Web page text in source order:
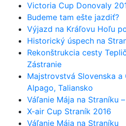
Victoria Cup Donovaly
Budeme tam ešte jazdiť?
Výjazd na Kráľovu Hoľu
Historický úspech na
Rekonštrukcia cesty
Zástranie
Majstrovstvá Slovenska a
Alpago, Taliansko
Váľanie Mája na Straníku
X-air Cup Straník 2016
Váľanie Mája na Straníku